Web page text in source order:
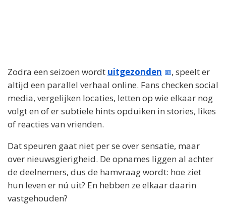
Zodra een seizoen wordt uitgezonden
, speelt er
altijd een parallel verhaal online. Fans checken social
media, vergelijken locaties, letten op wie elkaar nog
volgt en of er subtiele hints opduiken in stories, likes
of reacties van vrienden.
Dat speuren gaat niet per se over sensatie, maar
over nieuwsgierigheid. De opnames liggen al achter
de deelnemers, dus de hamvraag wordt: hoe ziet
hun leven er nú uit? En hebben ze elkaar daarin
vastgehouden?